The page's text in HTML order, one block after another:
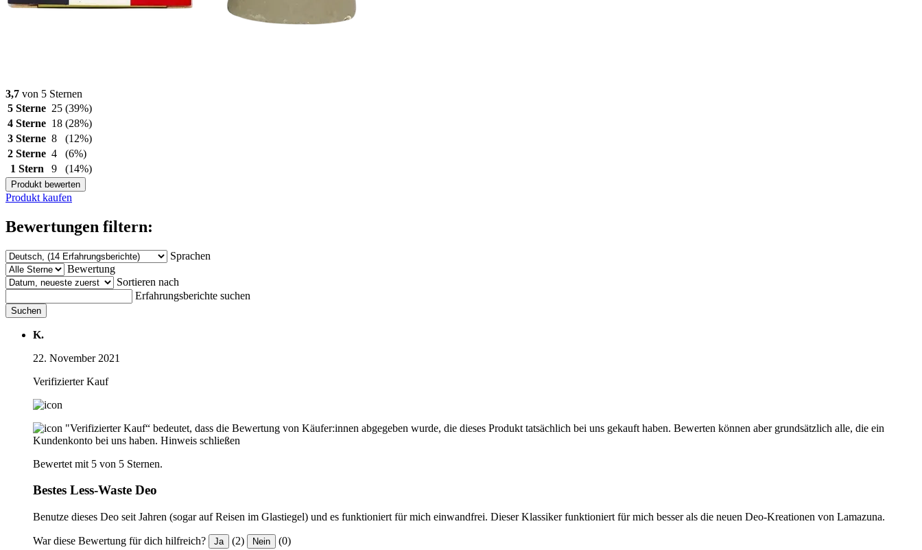
3,7 von 5 Sternen
5 Sterne 25 (39%)
4 Sterne 18 (28%)
3 Sterne 8
(12%)
2 Sterne 4
(6%)
1 Stern
9 (14%)
Produkt bewerten
Produkt kaufen
Bewertungen filtern:
Sprachen
Bewertung
Sortieren nach
Erfahrungsberichte suchen
Suchen
K.
22. November 2021
Verifizierter Kauf
"Verifizierter Kauf“ bedeutet, dass die Bewertung von Käufer:innen abgegeben wurde, die dieses Produkt tatsächlich bei uns gekauft haben. Bewerten können aber grundsätzlich alle, die ein
Kundenkonto bei uns haben. Hinweis schließen
Bewertet mit 5 von 5 Sternen.
Bestes Less-Waste Deo
Benutze dieses Deo seit Jahren (sogar auf Reisen im Glastiegel) und es funktioniert für mich einwandfrei. Dieser Klassiker funktioniert für mich besser als die neuen Deo-Kreationen von Lamazuna.
War diese Bewertung für dich hilfreich? Ja (2) Nein (0)